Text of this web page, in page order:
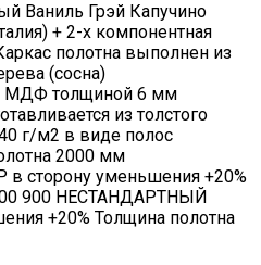
Ваниль Грэй Капучино
+ 2-х компонентная
полотна выполнен из
(сосна)
МДФ толщиной 6 мм
из толстого
г/м2 в виде полос
2000 мм
сторону уменьшения +20%
900 НЕСТАНДАРТНЫЙ
+20% Толщина полотна